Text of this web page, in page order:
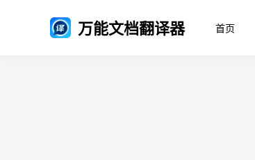
万能文档翻译器 首页